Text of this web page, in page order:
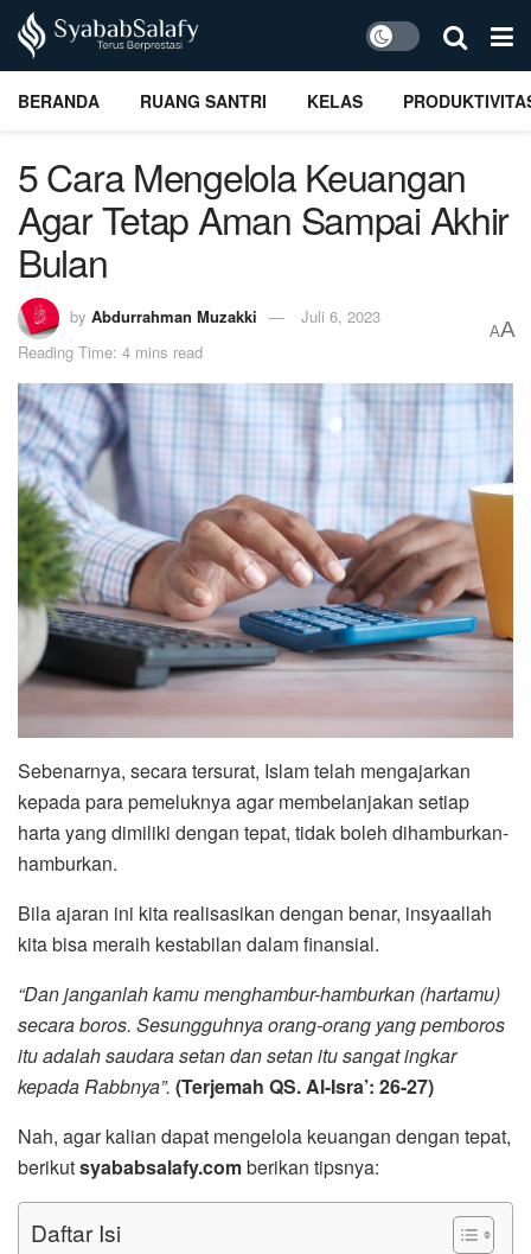
BERANDA RUANG SANTRI KELAS
5 Cara Mengelola Keuangan
Agar Tetap Aman Sampai Akhir
Bulan
by Abdurrahman Muzakki
Juli 6, 2023
Reading Time: 4 mins read
AA
Sebenarnya, secara tersurat, Islam telah mengajarkan
kepada para pemeluknya agar membelanjakan setiap
harta yang dimiliki dengan tepat, tidak boleh dihamburkan-
hamburkan.
Bila ajaran ini kita realisasikan dengan benar, insyaallah
kita bisa meraih kestabilan dalam finansial.
“Dan janganlah kamu menghambur-hamburkan (hartamu)
secara boros. Sesungguhnya orang-orang yang pemboros
itu adalah saudara setan dan setan itu sangat ingkar
kepada Rabbnya”. (Terjemah QS. Al-Isra’: 26-27)
Nah, agar kalian dapat mengelola keuangan dengan tepat,
berikutsyababsalafy.comberikan tipsnya:
Daftar Isi